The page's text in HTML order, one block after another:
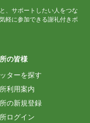
、サポートしたい人をつな
軽に参加できる謝礼付きボ
の皆様
ターを探す
利用案内
の新規登録
ログイン